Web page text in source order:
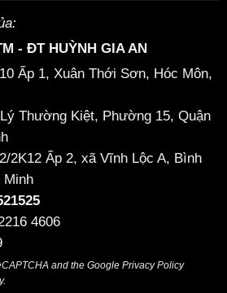
- ĐT HUỲNH GIA AN
Ấp 1, Xuân Thới Sơn, Hóc Môn,
Thường Kiệt, Phường 15, Quận
2/2K12 Ấp 2, xã Vĩnh Lộc A, Bình
Minh
4606
and the Google Privacy Policy